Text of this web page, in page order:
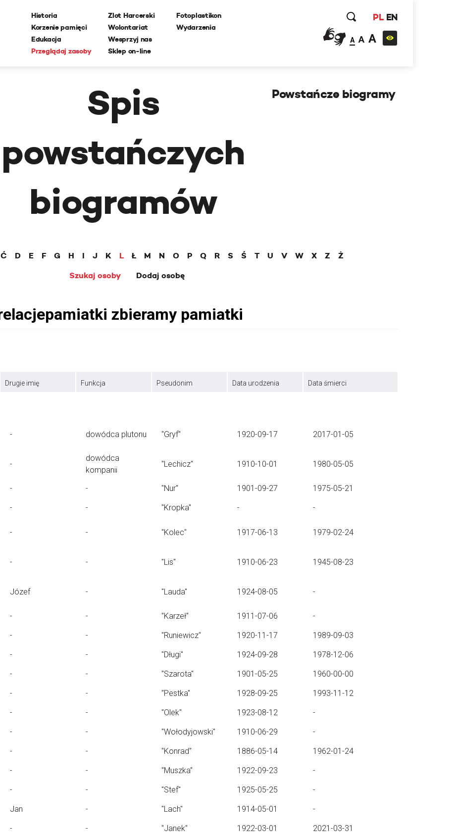
Historia
Korzenie pamięci
Edukacja
Przeglądaj zasoby
Zlot Harcerski
Wolontariat
Wesprzyj nas
Sklep on-line
Fotoplastikon
Wydarzenia
PL EN
A A A
Spis
powstańczych
biogramów
Powstańcze biogramy
Ć D E F G H I J K L Ł M N O P Q R S Ś T U V W X Z
Ż
Szukaj osoby
Dodaj osobę
Drugie imię Funkcja Pseudonim Data urodzenia Data śmierci
- dowódca plutonu "Gryf" 1920-09-17 2017-01-05
-
dowódca
kompanii
"Lechicz" 1910-10-01 1980-05-05
- - "Nur" 1901-09-27 1975-05-21
- - "Kropka" -
-
- - "Kolec" 1917-06-13 1979-02-24
- - "Lis" 1910-06-23 1945-08-23
Józef - "Lauda" 1924-08-05 -
- - "Karzeł" 1911-07-06 -
- - "Runiewicz" 1920-11-17 1989-09-03
- - "Długi" 1924-09-28 1978-12-06
- - "Szarota" 1901-05-25 1960-00-00
- - "Pestka" 1928-09-25 1993-11-12
- - "Olek" 1923-08-12 -
- - "Wołodyjowski" 1910-06-29 -
- - "Konrad" 1886-05-14 1962-01-24
- - "Muszka" 1922-09-23 -
- - "Stef" 1925-05-25 -
Jan - "Lach" 1914-05-01 -
- - "Janek" 1922-03-01 2021-03-31